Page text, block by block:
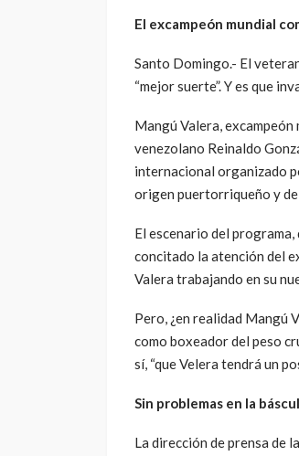
El excampeón mundial
Santo Domingo.- El
“mejor suerte”. Y es que
Mangú Valera,
venezolano Reinaldo
internacional organizado
origen puertorriqueño y
El escenario del programa,
concitado la atención del
Valera trabajando en su
Pero, ¿en realidad Mangú
como boxeador del peso
sí, “que Velera tendrá un
Sin problemas en la
La dirección de prensa de